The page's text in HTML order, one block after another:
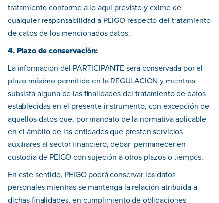
tratamiento conforme a lo aquí previsto y exime de
cualquier responsabilidad a PEIGO respecto del tratamiento
de datos de los mencionados datos.
4. Plazo de conservación:
La información del PARTICIPANTE será conservada por el
plazo máximo permitido en la REGULACIÓN y mientras
subsista alguna de las finalidades del tratamiento de datos
establecidas en el presente instrumento, con excepción de
aquellos datos que, por mandato de la normativa aplicable
en el ámbito de las entidades que presten servicios
auxiliares al sector financiero, deban permanecer en
custodia de PEIGO con sujeción a otros plazos o tiempos.
En este sentido, PEIGO podrá conservar los datos
personales mientras se mantenga la relación atribuida a
dichas finalidades, en cumplimiento de obligaciones